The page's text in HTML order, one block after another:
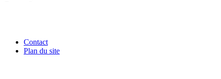
Contact
Plan du site